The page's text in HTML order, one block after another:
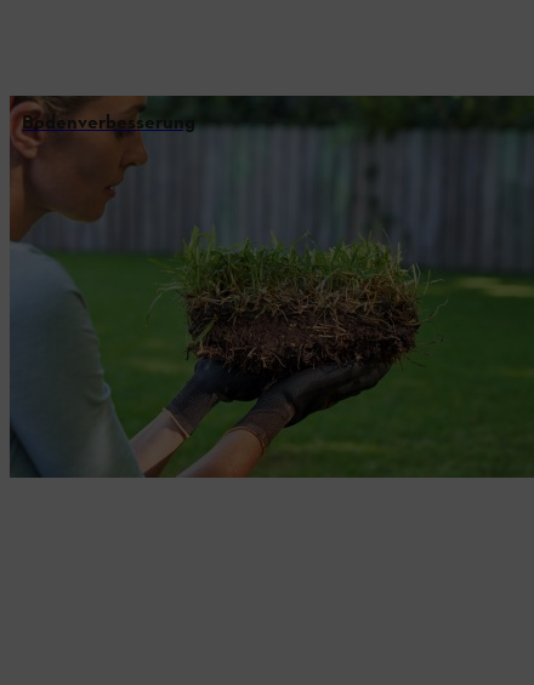
Bodenverbesserung